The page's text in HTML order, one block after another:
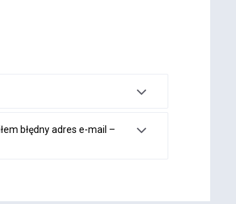
błędny adres e-mail –